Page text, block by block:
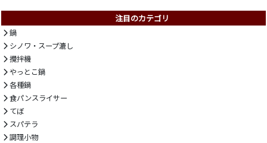
注目のカテゴリ
鍋
シノワ・スープ漉し
攪拌機
やっとこ鍋
各種鍋
食パンスライサー
てぼ
スパテラ
調理小物